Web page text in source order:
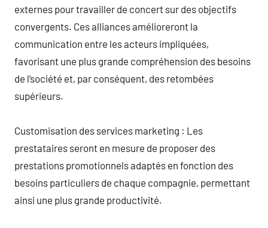
externes pour travailler de concert sur des objectifs
convergents. Ces alliances amélioreront la
communication entre les acteurs impliquées,
favorisant une plus grande compréhension des besoins
de l’société et, par conséquent, des retombées
supérieurs.
Customisation des services marketing : Les
prestataires seront en mesure de proposer des
prestations promotionnels adaptés en fonction des
besoins particuliers de chaque compagnie, permettant
ainsi une plus grande productivité.